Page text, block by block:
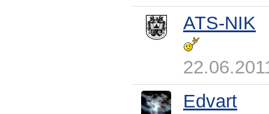
ATS-NIK
Edvart